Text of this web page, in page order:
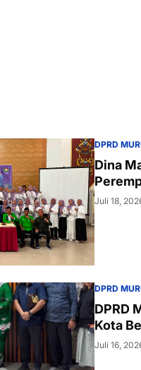
DPRD
Dina
Juli 18,
DPRD
DPRD
Kota
Juli 16,